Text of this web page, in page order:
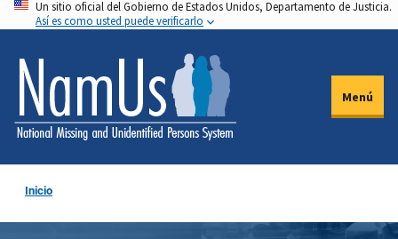
Pasar
al
contenido
principal
Un sitio oficial del Gobierno de Estados Unidos, Departamento de Justicia.
Así es como usted puede verificarlo
Menú
Inicio